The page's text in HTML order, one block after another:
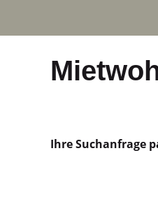
Ihre Suchanfrage